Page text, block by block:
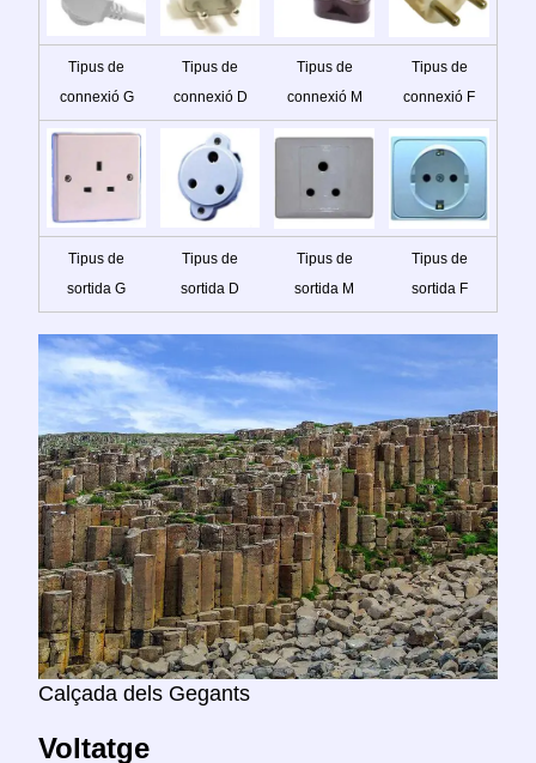
Tipus de
connexió G
Tipus de
connexió D
Tipus de
connexió M
Tipus de
connexió F
Tipus de
sortida G
Tipus de
sortida D
Tipus de
sortida M
Tipus de
sortida F
Calçada dels Gegants
Voltatge